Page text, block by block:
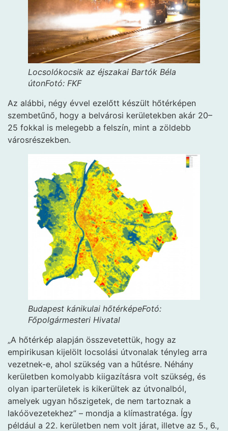
Locsolókocsik az éjszakai Bartók Béla
útonFotó: FKF
Az alábbi, négy évvel ezelőtt készült hőtérképen
szembetűnő, hogy a belvárosi kerületekben akár 20–
25 fokkal is melegebb a felszín, mint a zöldebb
városrészekben.
Budapest kánikulai hőtérképeFotó:
Főpolgármesteri Hivatal
„A hőtérkép alapján összevetettük, hogy az
empirikusan kijelölt locsolási útvonalak tényleg arra
vezetnek-e, ahol szükség van a hűtésre. Néhány
kerületben komolyabb kiigazításra volt szükség, és
olyan iparterületek is kikerültek az útvonalból,
amelyek ugyan hőszigetek, de nem tartoznak a
lakóövezetekhez” – mondja a klímastratéga. Így
például a 22. kerületben nem volt járat, illetve az 5., 6.,